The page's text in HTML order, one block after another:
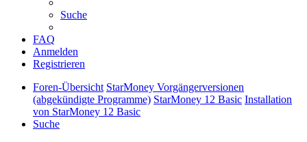
Suche
FAQ
Anmelden
Registrieren
Foren-Übersicht StarMoney Vorgängerversionen
(abgekündigte Programme) StarMoney 12 Basic Installation
von StarMoney 12 Basic
Suche